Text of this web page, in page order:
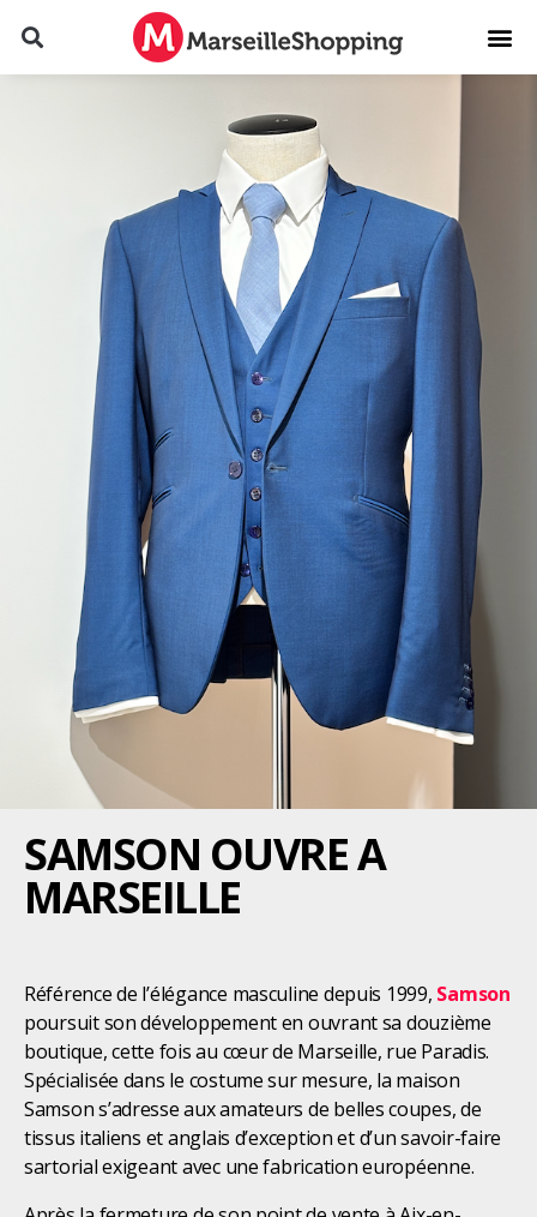
SAMSON OUVRE A
MARSEILLE
Référence de l’élégance masculine depuis 1999, Samson
poursuit son développement en ouvrant sa douzième
boutique, cette fois au cœur de Marseille, rue Paradis.
Spécialisée dans le costume sur mesure, la maison
Samson s’adresse aux amateurs de belles coupes, de
tissus italiens et anglais d’exception et d’un savoir-faire
sartorial exigeant avec une fabrication européenne.